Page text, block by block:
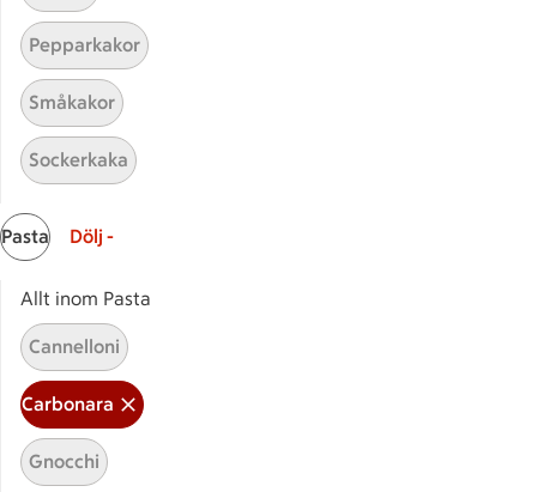
Här hittar du alla goda recept du har sparat och
Start
Pepparkakor
Småkakor
Sockerkaka
Pasta Dölj -
Allt inom Pasta
Cannelloni
Carbonara
Gnocchi